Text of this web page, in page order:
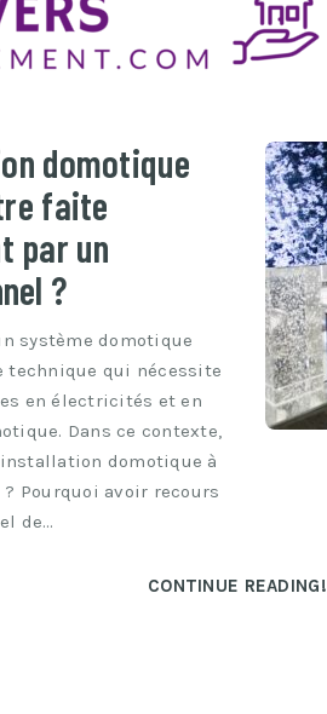
domotique
faite
par un
?
système domotique
technique qui nécessite
en électricités et en
Dans ce contexte,
domotique à
Pourquoi avoir recours
de…
CONTINUE READING!